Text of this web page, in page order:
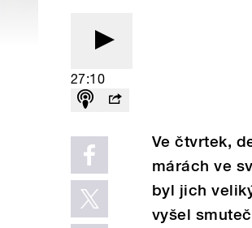
27:10
Ve čtvrtek,
márách ve
byl jich
vyšel